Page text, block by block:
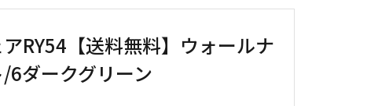
RY54【送料無料】ウォールナ
/6ダークグリーン